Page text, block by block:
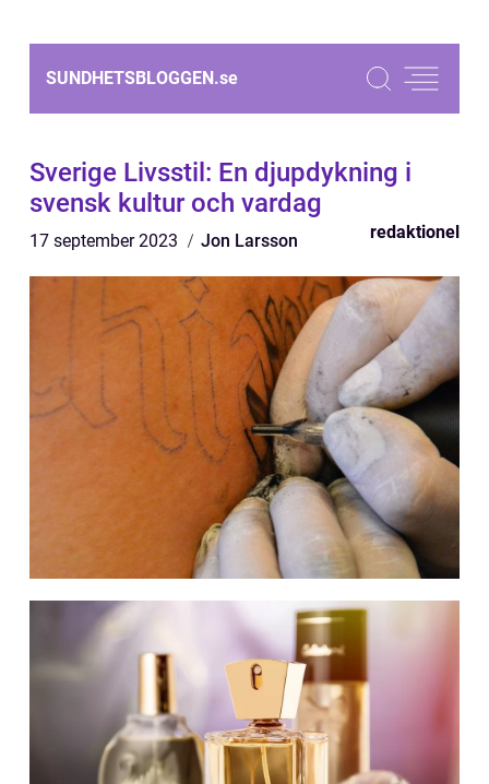
SUNDHETSBLOGGEN.se
Sverige Livsstil: En djupdykning i
svensk kultur och vardag
17 september 2023 Jon Larsson redaktionel